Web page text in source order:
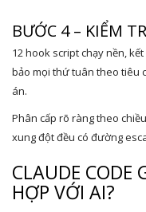
BƯỚC 4 – KIỂM
12 hook script chạy nền,
bảo mọi thứ tuân theo tiêu
án.
Phân cấp rõ ràng theo
xung đột đều có đường
CLAUDE CODE
HỢP VỚI AI?